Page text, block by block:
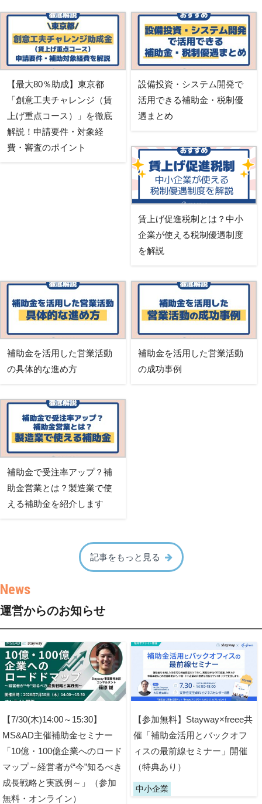
【最大80％助成】東京都
「創意工夫チャレンジ（賃
上げ重点コース）」を徹底
解説！申請要件・対象経
費・審査のポイント
設備投資・システム開発で
活用できる補助金・税制優
遇まとめ
賃上げ促進税制とは？中小
企業が使える税制優遇制度
を解説
補助金を活用した営業活動
の具体的な進め方
補助金を活用した営業活動
の成功事例
補助金で受注率アップ？補
助金営業とは？製造業で使
える補助金を紹介します
記事をもっと見る
運営からのお知らせ
【7/30(木)14:00～15:30】
MS&AD主催補助金セミナー
「10億・100億企業へのロード
マップ～経営者が“今”知るべき
成長戦略と実践例～」（参加
無料・オンライン）
【参加無料】Stayway×freee共
催「補助金活用とバックオフ
ィスの最前線セミナー」開催
（特典あり）
中小企業